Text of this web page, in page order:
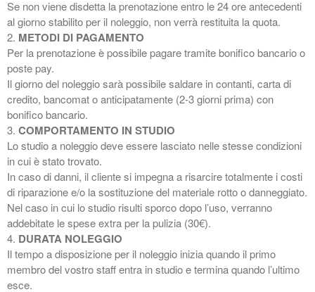
Piazza Pinelli 29r | P.IVA
08687830961
Come velocizzare photoshop
Realizzazione siti web
Fotografia food
ritiro.
Se non viene disdetta la prenotazione entro le 24 ore antecedenti
al giorno stabilito per il noleggio, non verrà restituita la quota.
2. METODI DI PAGAMENTO
Per la prenotazione è possibile pagare tramite bonifico bancario o
poste pay.
Il giorno del noleggio sarà possibile saldare in contanti, carta di
credito, bancomat o anticipatamente (2-3 giorni prima) con
bonifico bancario.
3. COMPORTAMENTO IN STUDIO
Lo studio a noleggio deve essere lasciato nelle stesse condizioni
in cui è stato trovato.
In caso di danni, il cliente si impegna a risarcire totalmente i costi
di riparazione e/o la sostituzione del materiale rotto o danneggiato.
Nel caso in cui lo studio risulti sporco dopo l’uso, verranno
addebitate le spese extra per la pulizia (30€).
4. DURATA NOLEGGIO
Il tempo a disposizione per il noleggio inizia quando il primo
membro del vostro staff entra in studio e termina quando l’ultimo
esce.